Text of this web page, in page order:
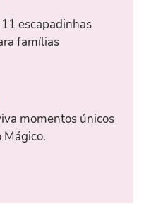
escapadinhas
famílias
momentos únicos
Mágico.